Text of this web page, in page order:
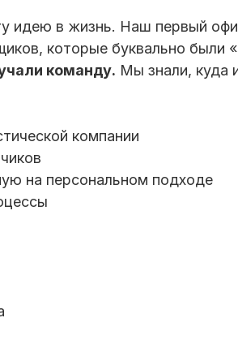
идею в жизнь. Наш первый
которые буквально были
команду. Мы знали, куда
компании
на персональном подходе